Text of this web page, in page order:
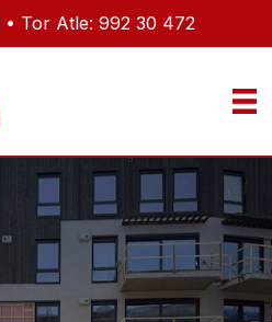
Tor Atle: 992 30 472